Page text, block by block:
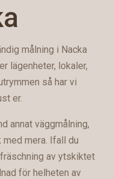
målning i Nacka
lägenheter, lokaler,
så har vi
er.
annat väggmålning,
mera. Ifall du
av ytskiktet
för helheten av